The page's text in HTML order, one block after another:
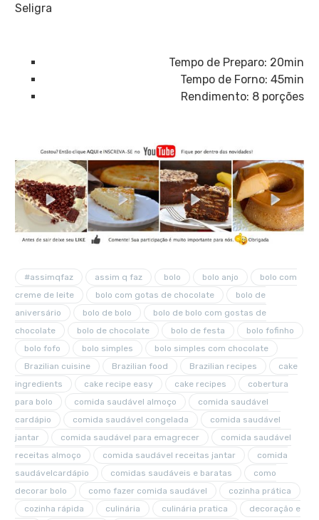
Seligra
Tempo de Preparo: 20min
Tempo de Forno: 45min
Rendimento: 8 porções
#assimqfaz assim q faz bolo bolo anjo
bolo com
creme de leite
bolo com gotas de chocolate
bolo de
aniversário
bolo de bolo
bolo de bolo com gostas de
chocolate
bolo de chocolate bolo de festa
bolo fofinho
bolo fofo
bolo simples
bolo simples com chocolate
Brazilian cuisine
Brazilian food Brazilian recipes
cake
ingredients
cake recipe easy cake recipes
cobertura
para bolo
comida saudável almoço
comida saudável
cardápio
comida saudável congelada
comida saudável
jantar
comida saudável para emagrecer
comida saudável
receitas almoço
comida saudável receitas jantar
comida
saudávelcardápio
comidas saudáveis e baratas
como
decorar bolo
como fazer comida saudável
cozinha prática
cozinha rápida
culinária culinária pratica
decoração e